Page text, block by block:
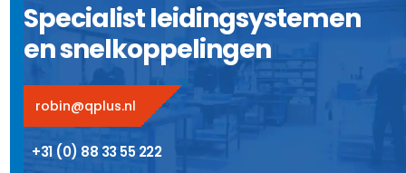
Specialist leidingsystemen
en snelkoppelingen
robin@qplus.nl
+31 (0) 88 33 55 222